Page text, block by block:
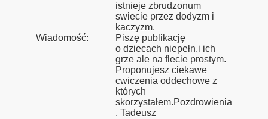
Wiadomość:
istnieje zbrudzonum
swiecie przez dodyzm i
kaczyzm.
Piszę publikację
o dziecach niepełn.i ich
grze ale na flecie prostym.
Proponujesz ciekawe
cwiczenia oddechowe z
których
skorzystałem.Pozdrowienia
. Tadeusz